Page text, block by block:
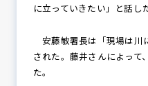
に立っていきたい」と話し
安藤敏署長は「現場は川
された。藤井さんによって
た。